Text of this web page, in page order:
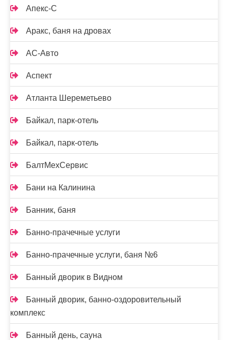
Апекс-С
Аракс, баня на дровах
АС-Авто
Аспект
Атланта Шереметьево
Байкал, парк-отель
Байкал, парк-отель
БалтМехСервис
Бани на Калинина
Банник, баня
Банно-прачечные услуги
Банно-прачечные услуги, баня №6
Банный дворик в Видном
Банный дворик, банно-оздоровительный
комплекс
Банный день, сауна